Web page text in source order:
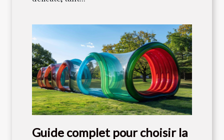
Guide complet pour choisir la